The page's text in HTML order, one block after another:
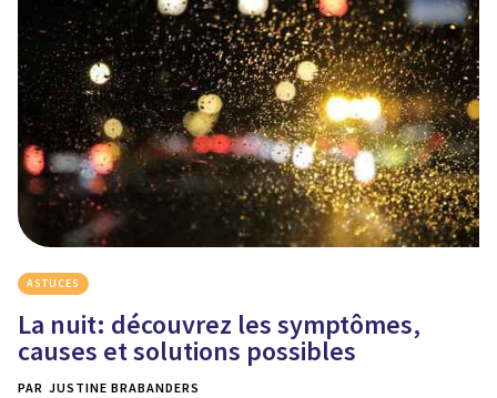
ASTUCES
La nuit: découvrez les symptômes,
causes et solutions possibles
PAR JUSTINE BRABANDERS